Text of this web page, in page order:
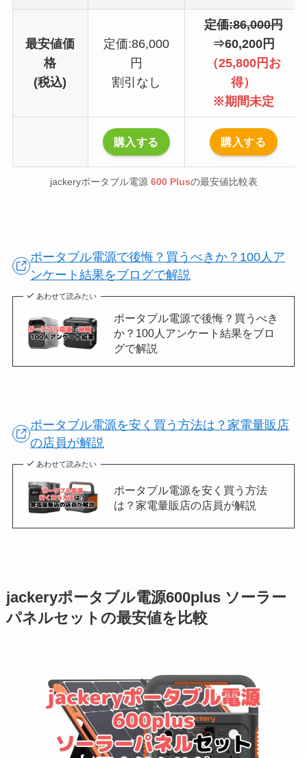
最安値価
格
(税込)
定価:86,000
円
割引なし
定価:86,000円
⇒60,200円
（25,800円お
得）
※期間未定
購入する 購入する
jackeryポータブル電源 600 Plusの最安値比較表
ポータブル電源で後悔？買うべきか？100人ア
ンケート結果をブログで解説
あわせて読みたい
ポータブル電源で後悔？買うべき
か？100人アンケート結果をブロ
グで解説
ポータブル電源を安く買う方法は？家電量販店
の店員が解説
あわせて読みたい
ポータブル電源を安く買う方法
は？家電量販店の店員が解説
jackeryポータブル電源600plus ソーラー
パネルセットの最安値を比較